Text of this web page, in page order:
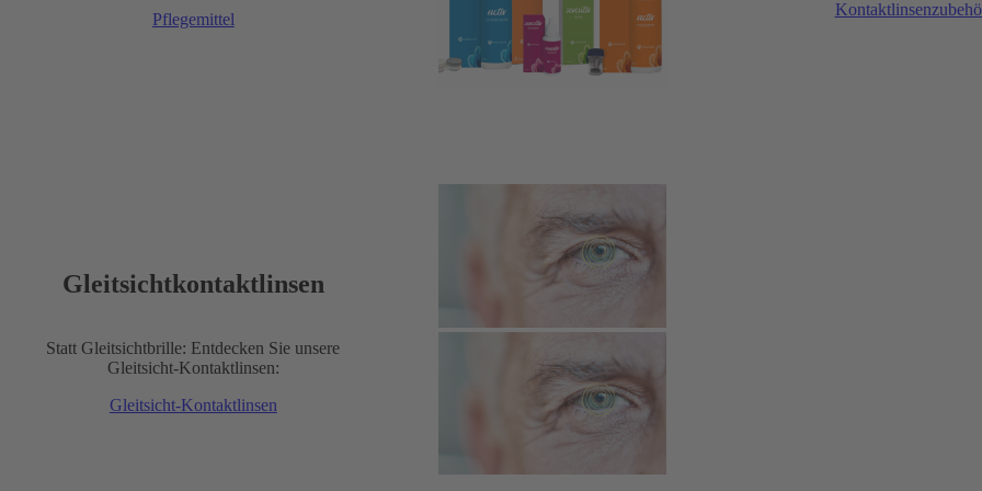
Pflegemittel
Gleitsichtkontaktlinsen
Statt Gleitsichtbrille: Entdecken Sie unsere
Gleitsicht-Kontaktlinsen:
Gleitsicht-Kontaktlinsen